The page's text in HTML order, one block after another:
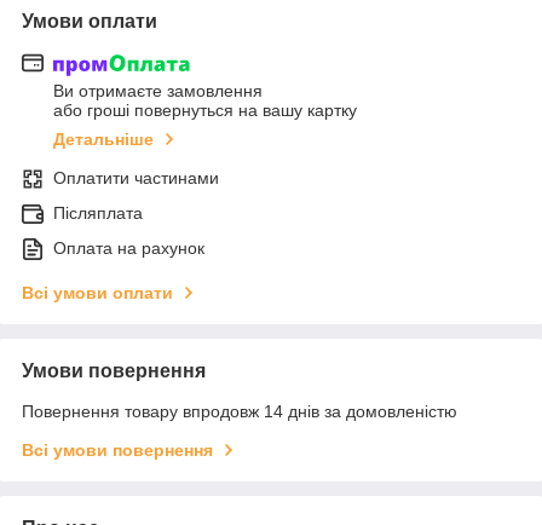
Умови оплати
Ви отримаєте замовлення
або гроші повернуться на вашу картку
Детальніше
Оплатити частинами
Післяплата
Оплата на рахунок
Всі умови оплати
Умови повернення
Повернення товару впродовж 14 днів за домовленістю
Всі умови повернення